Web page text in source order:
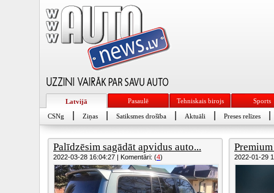
Latvijā Pasaulē Tehniskais birojs Sports
CSNg Ziņas Satiksmes drošība Aktuāli Preses relīzes
Palīdzēsim sagādāt apvidus auto...
2022-03-28 16:04:27 | Komentāri: (4) 2022-01-29